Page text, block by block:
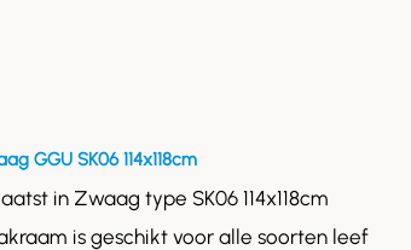
GGU SK06 114x118cm
in Zwaag type SK06 114x118cm
is geschikt voor alle soorten leef